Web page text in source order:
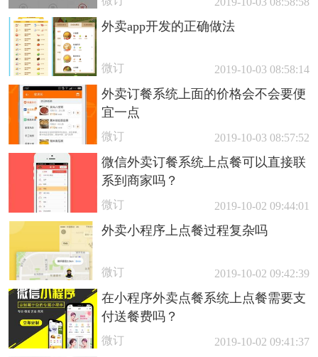
外卖app开发的正确做法
微订 2019-10-03 08:58:14
外卖订餐系统上面的价格会不会要便
宜一点
微订 2019-10-03 08:57:52
微信外卖订餐系统上点餐可以直接联
系到商家吗？
微订 2019-10-02 09:44:01
外卖小程序上点餐过程复杂吗
微订 2019-10-02 09:42:39
在小程序外卖点餐系统上点餐需要支
付送餐费吗？
微订 2019-10-02 09:41:37